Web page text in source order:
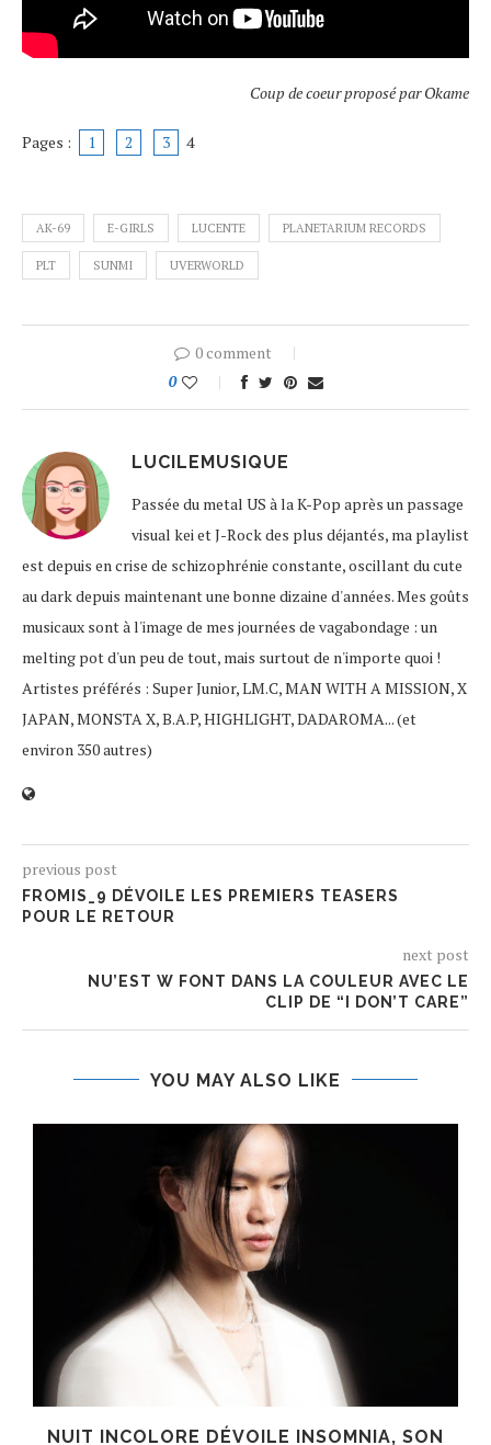
Coup de coeur proposé par Okame
Pages : 1 2 3 4
AK-69 E-GIRLS LUCENTE PLANETARIUM RECORDS
PLT SUNMI UVERWORLD
0 comment
0
LUCILEMUSIQUE
Passée du metal US à la K-Pop après un passage
visual kei et J-Rock des plus déjantés, ma playlist
est depuis en crise de schizophrénie constante, oscillant du cute
au dark depuis maintenant une bonne dizaine d'années. Mes goûts
musicaux sont à l'image de mes journées de vagabondage : un
melting pot d'un peu de tout, mais surtout de n'importe quoi !
Artistes préférés : Super Junior, LM.C, MAN WITH A MISSION, X
JAPAN, MONSTA X, B.A.P, HIGHLIGHT, DADAROMA... (et
environ 350 autres)
previous post
FROMIS_9 DÉVOILE LES PREMIERS TEASERS
POUR LE RETOUR
next post
NU’EST W FONT DANS LA COULEUR AVEC LE
CLIP DE “I DON’T CARE”
YOU MAY ALSO LIKE
NUIT INCOLORE DÉVOILE INSOMNIA, SON